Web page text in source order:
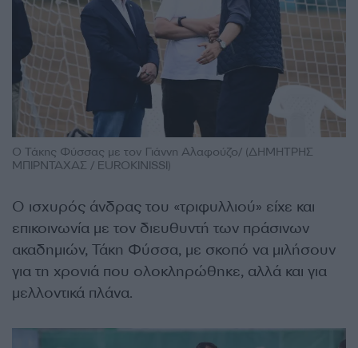
Ο Τάκης Φύσσας με τον Γιάννη Αλαφούζο/ (ΔΗΜΗΤΡΗΣ
ΜΠΙΡΝΤΑΧΑΣ / EUROKINISSI)
Ο ισχυρός άνδρας του «τριφυλλιού» είχε και
επικοινωνία με τον διευθυντή των πράσινων
ακαδημιών, Τάκη Φύσσα, με σκοπό να μιλήσουν
για τη χρονιά που ολοκληρώθηκε, αλλά και για
μελλοντικά πλάνα.